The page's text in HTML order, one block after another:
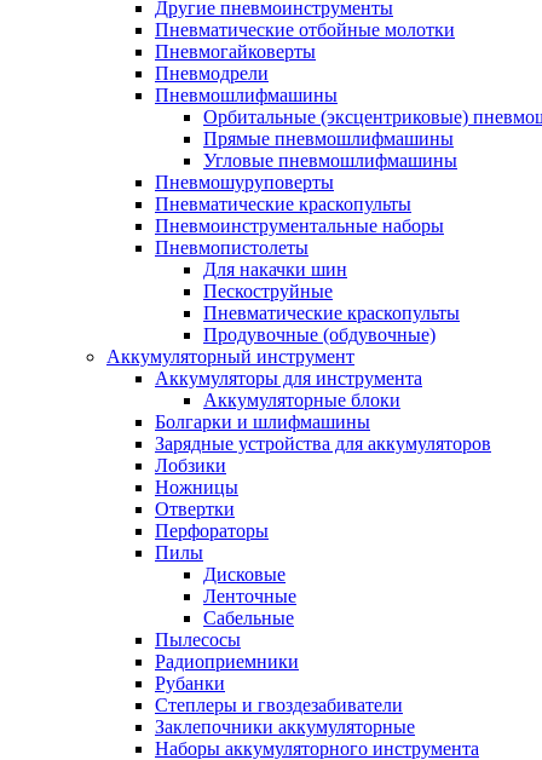
Другие пневмоинструменты
Пневматические отбойные молотки
Пневмогайковерты
Пневмодрели
Пневмошлифмашины
Орбитальные (эксцентриковые)
Прямые пневмошлифмашины
Угловые пневмошлифмашины
Пневмошуруповерты
Пневматические краскопульты
Пневмоинструментальные наборы
Пневмопистолеты
Для накачки шин
Пескоструйные
Пневматические краскопульты
Продувочные (обдувочные)
Аккумуляторный инструмент
Аккумуляторы для инструмента
Аккумуляторные блоки
Болгарки и шлифмашины
Зарядные устройства для аккумуляторов
Лобзики
Ножницы
Отвертки
Перфораторы
Пилы
Дисковые
Ленточные
Сабельные
Пылесосы
Радиоприемники
Рубанки
Степлеры и гвоздезабиватели
Заклепочники аккумуляторные
Наборы аккумуляторного инструмента